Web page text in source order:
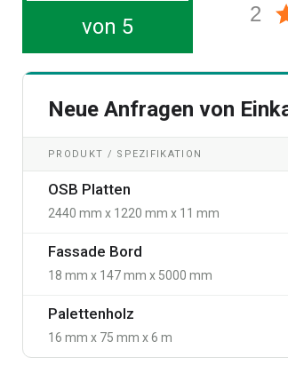
von 5
2
Neue Anfragen von
PRODUKT / SPEZIFIKATION
OSB Platten
2440 mm x 1220 mm x 11 mm
Fassade Bord
18 mm x 147 mm x 5000 mm
Palettenholz
16 mm x 75 mm x 6 m